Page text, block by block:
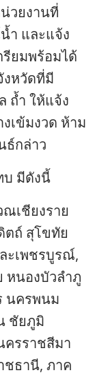
วยงานที่
ำ และแจ้ง
รียมพร้อมได้
หวัดที่มี
ถ้ำ ให้แจ้ง
เข้มงวด ห้าม
ธ์กล่าว
บ มีดังนี้
ณเชียงราย
ตถ์ สุโขทัย
ะเพชรบูรณ์,
หนองบัวลำภู
นครพนม
ชัยภูมิ
ครราชสีมา
ชธานี, ภาค